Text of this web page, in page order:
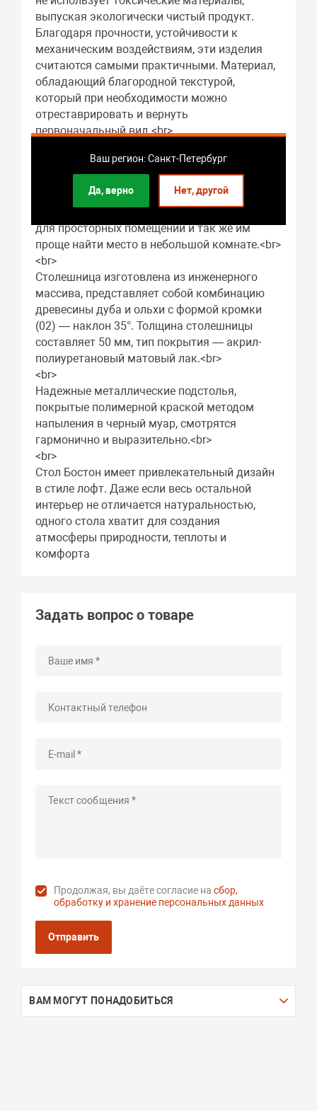
Ваш регион: Санкт-Петербург
Да, верно Нет, другой
выпуская экологически чистый продукт.
Благодаря прочности, устойчивости к
механическим воздействиям, эти изделия
считаются самыми практичными. Материал,
обладающий благородной текстурой,
который при необходимости можно
отреставрировать и вернуть
первоначальный вид.<br>
Столы с прямоугольной столешницей
вместительны и экономят полезное
пространство за счет возможности
для просторных помещений и так же им
проще найти место в небольшой комнате.<br>
<br>
Столешница изготовлена из инженерного
массива, представляет собой комбинацию
древесины дуба и ольхи с формой кромки
(02) — наклон 35°. Толщина столешницы
составляет 50 мм, тип покрытия — акрил-
полиуретановый матовый лак.<br>
<br>
Надежные металлические подстолья,
покрытые полимерной краской методом
напыления в черный муар, смотрятся
гармонично и выразительно.<br>
<br>
Стол Бостон имеет привлекательный дизайн
в стиле лофт. Даже если весь остальной
интерьер не отличается натуральностью,
одного стола хватит для создания
атмосферы природности, теплоты и
комфорта
Задать вопрос о товаре
Продолжая, вы даёте согласие насбор,
обработку и хранение персональных данных
Отправить
ВАМ МОГУТ ПОНАДОБИТЬСЯ